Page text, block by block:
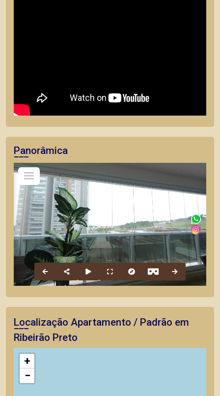
Panorâmica
Localização Apartamento / Padrão em
Ribeirão Preto
+
−